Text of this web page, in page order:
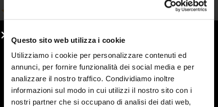
Questo sito web utilizza i cookie
Utilizziamo i cookie per personalizzare contenuti ed
annunci, per fornire funzionalità dei social media e per
analizzare il nostro traffico. Condividiamo inoltre
informazioni sul modo in cui utilizzi il nostro sito con i
nostri partner che si occupano di analisi dei dati web,
Ho conosciuto le marmellate Stringhetto a una fiera con
bancarelle e non le ho più lasciate. Vera frutta e una consistenza
deliziosa. Le mie preferite sono arancia, visciole e fragola, ma
volendo si può osare di più con una vasta gamma di gusti.
Acquirente verificato